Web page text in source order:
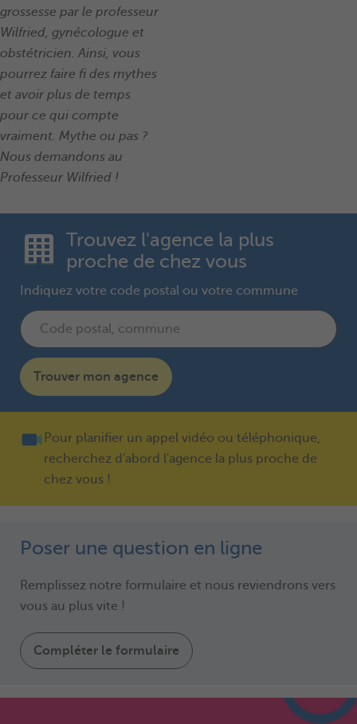
grossesse par le professeur
Wilfried, gynécologue et
obstétricien. Ainsi, vous
pourrez faire fi des mythes
et avoir plus de temps
pour ce qui compte
vraiment. Mythe ou pas ?
Nous demandons au
Professeur Wilfried !
Trouvez l'agence la plus
proche de chez vous
Indiquez votre code postal ou votre commune
Trouver mon agence
Pour planifier un appel vidéo ou téléphonique,
recherchez d'abord l'agence la plus proche de
chez vous !
Poser une question en ligne
Remplissez notre formulaire et nous reviendrons vers
vous au plus vite !
Compléter le formulaire